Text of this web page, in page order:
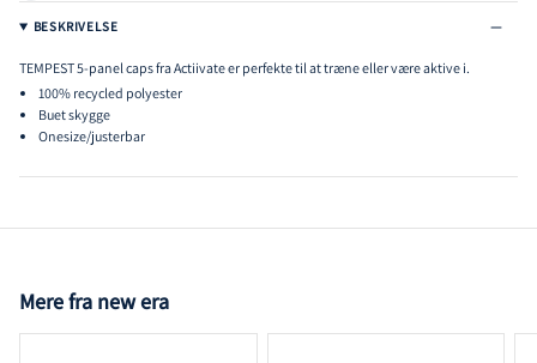
BESKRIVELSE
TEMPEST 5-panel caps fra Actiivate er perfekte til at træne eller være aktive i.
100% recycled polyester
Buet skygge
Onesize/justerbar
Mere fra new era